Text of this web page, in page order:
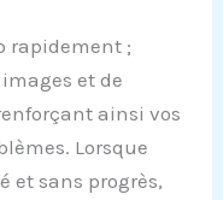
rapidement ;
et de
ainsi vos
Lorsque
et sans progrès,